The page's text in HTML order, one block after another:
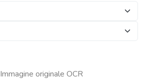
Immagine originale OCR